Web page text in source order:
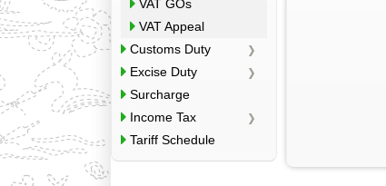
VAT GOs
VAT Appeal
Customs Duty
Excise Duty
Surcharge
Income Tax
Tariff Schedule